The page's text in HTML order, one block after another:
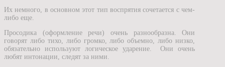
Их немного, в основном этот тип воспрятия сочетается с чем-
либо еще.
Просодика (оформление речи) очень разнообразна. Они
говорят либо тихо, либо громко, либо объемно, либо низко,
обязательно используют логическое ударение. Они очень
любят интонации, следят за ними.